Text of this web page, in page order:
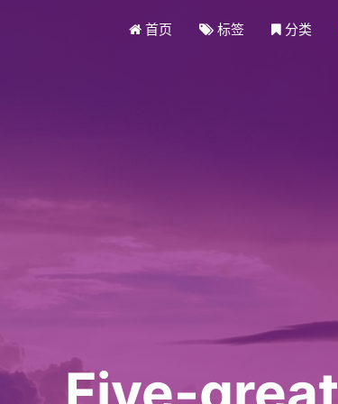
首页 标签 分类